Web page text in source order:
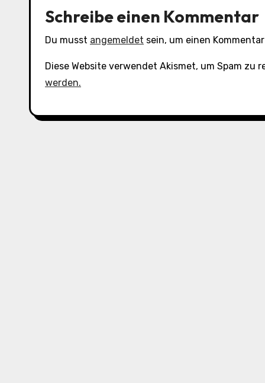
Schreibe einen Kommentar
Du musst angemeldet sein, um einen
Diese Website verwendet Akismet, um Spam zu
werden.